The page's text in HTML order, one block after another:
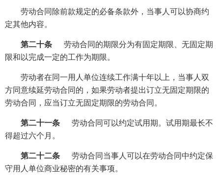
劳动合同除前款规定的必备条款外，当事人可以协商约
定其他内容。
第二十条
劳动合同的期限分为有固定期限、无固定期
限和以完成一定的工作为期限。
劳动者在同一用人单位连续工作满十年以上，当事人双
方同意续延劳动合同的，如果劳动者提出订立无固定期限的
劳动合同，应当订立无固定期限的劳动合同。
第二十一条
劳动合同可以约定试用期。试用期最长不
得超过六个月。
第二十二条
劳动合同当事人可以在劳动合同中约定保
守用人单位商业秘密的有关事项。